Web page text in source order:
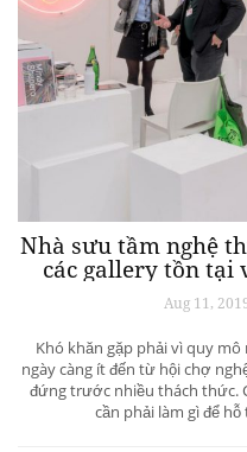
Nhà sưu tầm nghệ
các gallery tồn tại
Aug 11,
Khó khăn gặp phải vì quy
ngày càng ít đến từ hội chợ
đứng trước nhiều thách thức.
cần phải làm gì để